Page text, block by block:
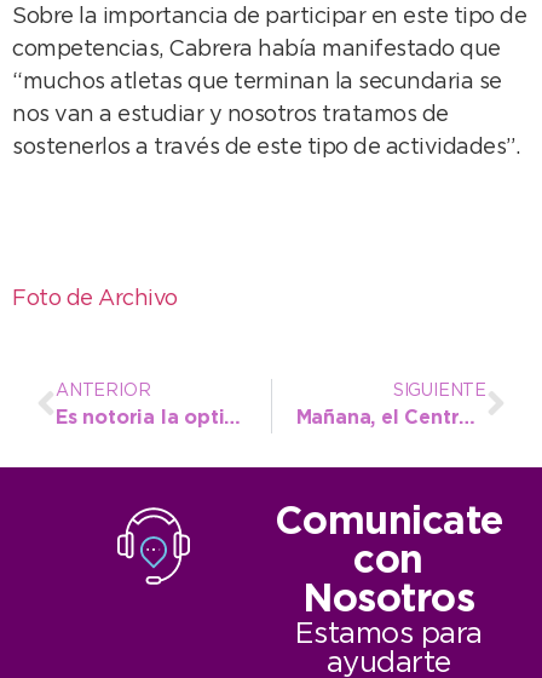
Sobre la importancia de participar en este tipo de
competencias, Cabrera había manifestado que
“muchos atletas que terminan la secundaria se
nos van a estudiar y nosotros tratamos de
sostenerlos a través de este tipo de actividades”.
Foto de Archivo
ANTERIOR
Es notoria la optimización del servicio de Higiene Urbana
SIGUIENTE
Mañana, el Centro Cívico comenzará a atender más tarde
Comunicate
con
Nosotros
Estamos para
ayudarte